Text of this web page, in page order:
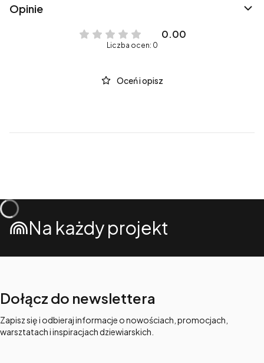
Opinie
0.00
Liczba ocen: 0
Oceń i opisz
Na każdy projekt
Dołącz do newslettera
Zapisz się i odbieraj informacje o nowościach, promocjach,
warsztatach i inspiracjach dziewiarskich.